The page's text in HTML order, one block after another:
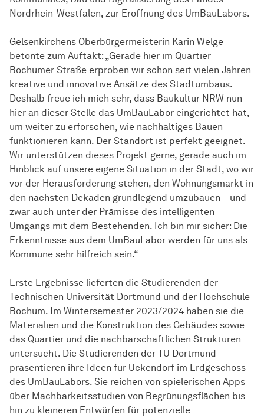
Nordrhein-Westfalen, zur Eröffnung des UmBauLabors.
Gelsenkirchens Oberbürgermeisterin Karin Welge
betonte zum Auftakt: „Gerade hier im Quartier
Bochumer Straße erproben wir schon seit vielen Jahren
kreative und innovative Ansätze des Stadtumbaus.
Deshalb freue ich mich sehr, dass Baukultur NRW nun
hier an dieser Stelle das UmBauLabor eingerichtet hat,
um weiter zu erforschen, wie nachhaltiges Bauen
funktionieren kann. Der Standort ist perfekt geeignet.
Wir unterstützen dieses Projekt gerne, gerade auch im
Hinblick auf unsere eigene Situation in der Stadt, wo wir
vor der Herausforderung stehen, den Wohnungsmarkt in
den nächsten Dekaden grundlegend umzubauen – und
zwar auch unter der Prämisse des intelligenten
Umgangs mit dem Bestehenden. Ich bin mir sicher: Die
Erkenntnisse aus dem UmBauLabor werden für uns als
Kommune sehr hilfreich sein.“
Erste Ergebnisse lieferten die Studierenden der
Technischen Universität Dortmund und der Hochschule
Bochum. Im Wintersemester 2023/2024 haben sie die
Materialien und die Konstruktion des Gebäudes sowie
das Quartier und die nachbarschaftlichen Strukturen
untersucht. Die Studierenden der TU Dortmund
präsentieren ihre Ideen für Ückendorf im Erdgeschoss
des UmBauLabors. Sie reichen von spielerischen Apps
über Machbarkeitsstudien von Begrünungsflächen bis
hin zu kleineren Entwürfen für potenzielle